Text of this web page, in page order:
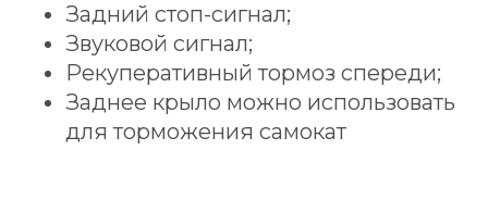
Задний стоп-сигнал;
Звуковой сигнал;
Рекуперативный тормоз спереди;
Заднее крыло можно использовать
для торможения самокат